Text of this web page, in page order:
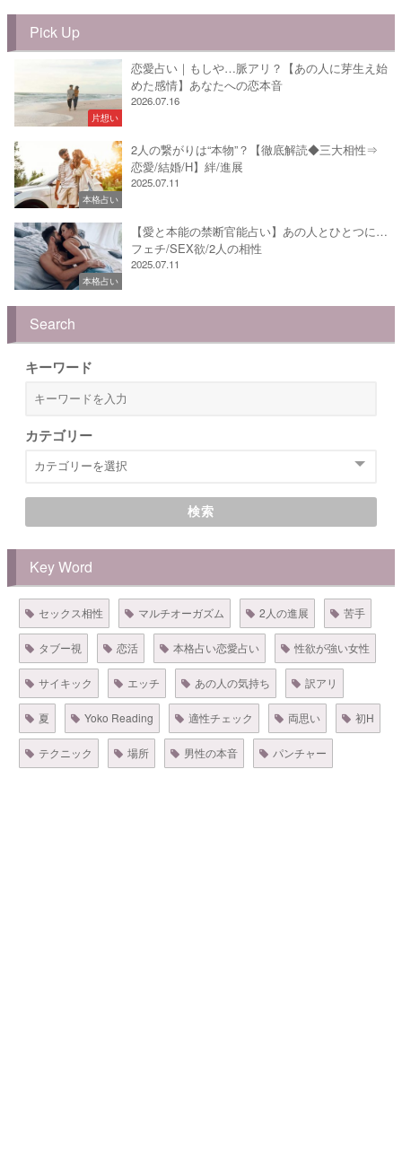
Pick Up
片想い
恋愛占い｜もしや…脈アリ？【あの人に芽生え始
めた感情】あなたへの恋本音
2026.07.16
本格占い
2人の繋がりは“本物”？【徹底解読◆三大相性⇒
恋愛/結婚/H】絆/進展
2025.07.11
本格占い
【愛と本能の禁断官能占い】あの人とひとつに…
フェチ/SEX欲/2人の相性
2025.07.11
Search
キーワード
カテゴリー
検索
Key Word
セックス相性 マルチオーガズム 2人の進展 苦手
タブー視 恋活 本格占い恋愛占い 性欲が強い女性
サイキック エッチ あの人の気持ち 訳アリ
夏 Yoko Reading 適性チェック 両思い 初H
テクニック 場所 男性の本音 パンチャー